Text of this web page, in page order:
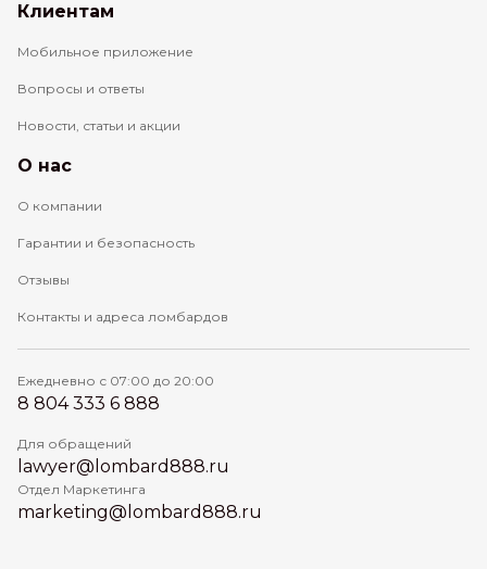
Клиентам
Мобильное приложение
Вопросы и ответы
Новости, статьи и акции
О нас
О компании
Гарантии и безопасность
Отзывы
Контакты и адреса ломбардов
Ежедневно с 07:00 до 20:00
8 804 333 6 888
Для обращений
lawyer@lombard888.ru
Отдел Маркетинга
marketing@lombard888.ru